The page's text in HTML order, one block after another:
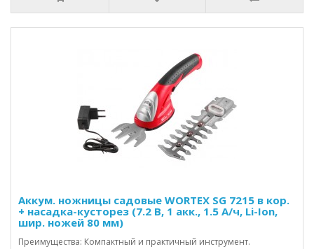
Аккум. ножницы садовые WORTEX SG 7215 в кор.
+ насадка-кусторез (7.2 В, 1 акк., 1.5 А/ч, Li-Ion,
шир. ножей 80 мм)
Преимущества: Компактный и практичный инструмент.